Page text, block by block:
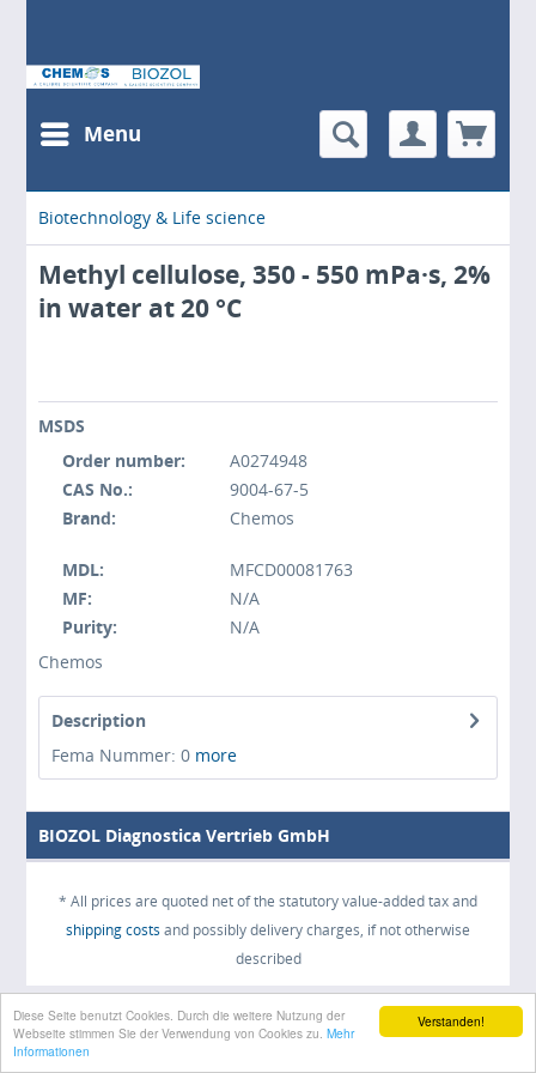
Verstanden!
Diese Seite benutzt Cookies. Durch die weitere Nutzung der
Webseite stimmen Sie der Verwendung von Cookies zu. Mehr
Informationen
Menu
Biotechnology & Life science
Methyl cellulose, 350 - 550 mPa·s, 2%
in water at 20 °C
MSDS
Order number:
A0274948
CAS No.:
9004-67-5
Brand:
Chemos
MDL:
MFCD00081763
MF:
N/A
Purity:
N/A
Chemos
Description
Fema Nummer: 0 more
BIOZOL Diagnostica Vertrieb GmbH
* All prices are quoted net of the statutory value-added tax and
shipping costs and possibly delivery charges, if not otherwise
described